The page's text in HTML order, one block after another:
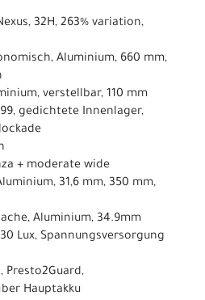
32H, 263% variation,
Aluminium, 660 mm,
verstellbar, 110 mm
gedichtete Innenlager,
+ moderate wide
31,6 mm, 350 mm,
Aluminium, 34.9mm
30 Lux, Spannungsversorgung
Presto2Guard,
Hauptakku